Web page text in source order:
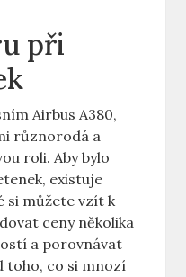
při
Airbus A380,
různorodá​ a
roli. Aby ⁤bylo
existuje
si můžete⁣ vzít⁢ k
ceny několika
a porovnávat
toho, co si mnozí